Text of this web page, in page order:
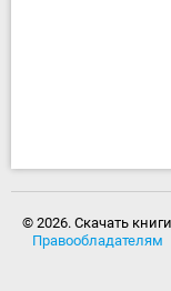
© 2026. Скачать
Правообладателям